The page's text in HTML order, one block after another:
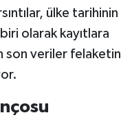
ülke tarihinin
olarak kayıtlara
son veriler felaketin